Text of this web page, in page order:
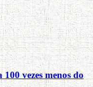
vezes menos do